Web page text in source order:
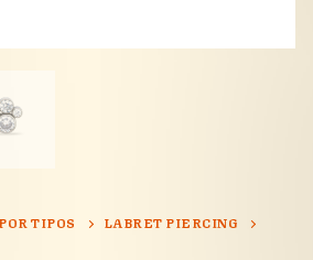
TIPOS LABRET PIERCING